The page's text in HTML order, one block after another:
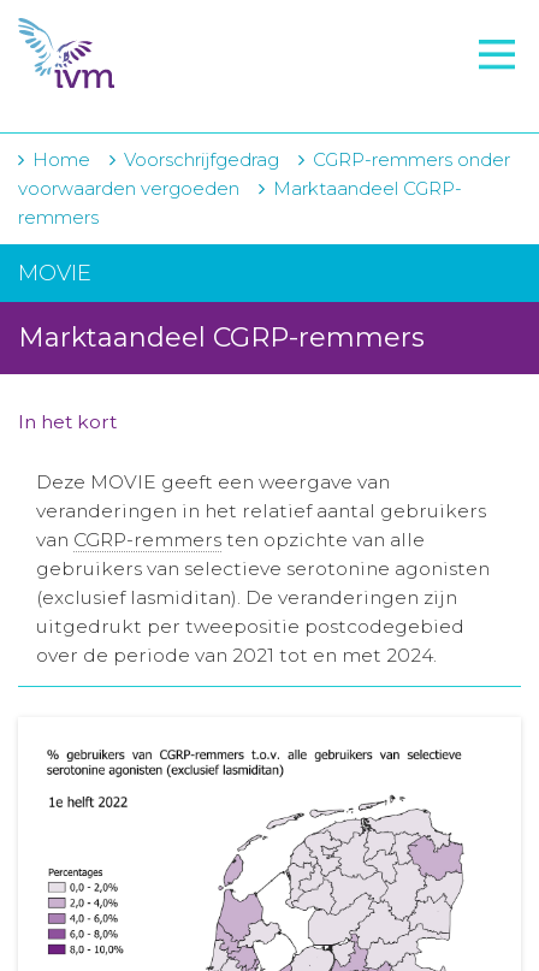
VMI
FTO voorbereiding
IVM-academie
Zorginstellingen
Projecten
Actueel
Winkelwagentje
Aanmelden nieuwsbrief
Inloggen
Home Voorschrijfgedrag
CGRP-remmers onder
voorwaarden vergoeden
Marktaandeel CGRP-
remmers
MOVIE
Marktaandeel CGRP-remmers
In het kort
Deze MOVIE geeft een weergave van
veranderingen in het relatief aantal gebruikers
van CGRP-remmers ten opzichte van alle
gebruikers van selectieve serotonine agonisten
(exclusief lasmiditan). De veranderingen zijn
uitgedrukt per tweepositie postcodegebied
over de periode van 2021 tot en met 2024.